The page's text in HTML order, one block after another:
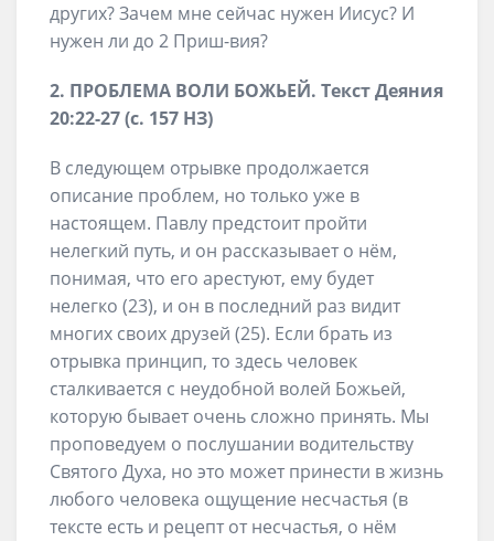
других? Зачем мне сейчас нужен Иисус? И
нужен ли до 2 Приш-вия?
2. ПРОБЛЕМА ВОЛИ БОЖЬЕЙ. Текст Деяния
20:22-27 (с. 157 НЗ)
В следующем отрывке продолжается
описание проблем, но только уже в
настоящем. Павлу предстоит пройти
нелегкий путь, и он рассказывает о нём,
понимая, что его арестуют, ему будет
нелегко (23), и он в последний раз видит
многих своих друзей (25). Если брать из
отрывка принцип, то здесь человек
сталкивается с неудобной волей Божьей,
которую бывает очень сложно принять. Мы
проповедуем о послушании водительству
Святого Духа, но это может принести в жизнь
любого человека ощущение несчастья (в
тексте есть и рецепт от несчастья, о нём